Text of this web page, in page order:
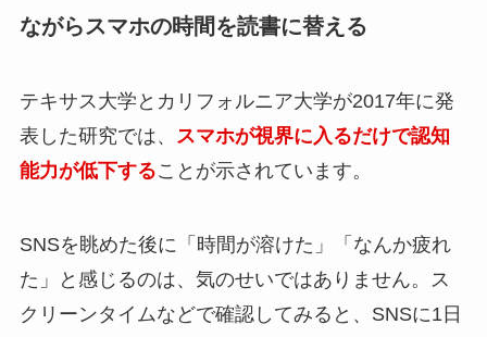
ながらスマホの時間を読書に替える
テキサス大学とカリフォルニア大学が2017年に発
表した研究では、
スマホが視界に入るだけで認知
能力が低下することが示されています。
SNSを眺めた後に「時間が溶けた」「なんか疲れ
た」と感じるのは、気のせいではありません。ス
クリーンタイムなどで確認してみると、SNSに1日